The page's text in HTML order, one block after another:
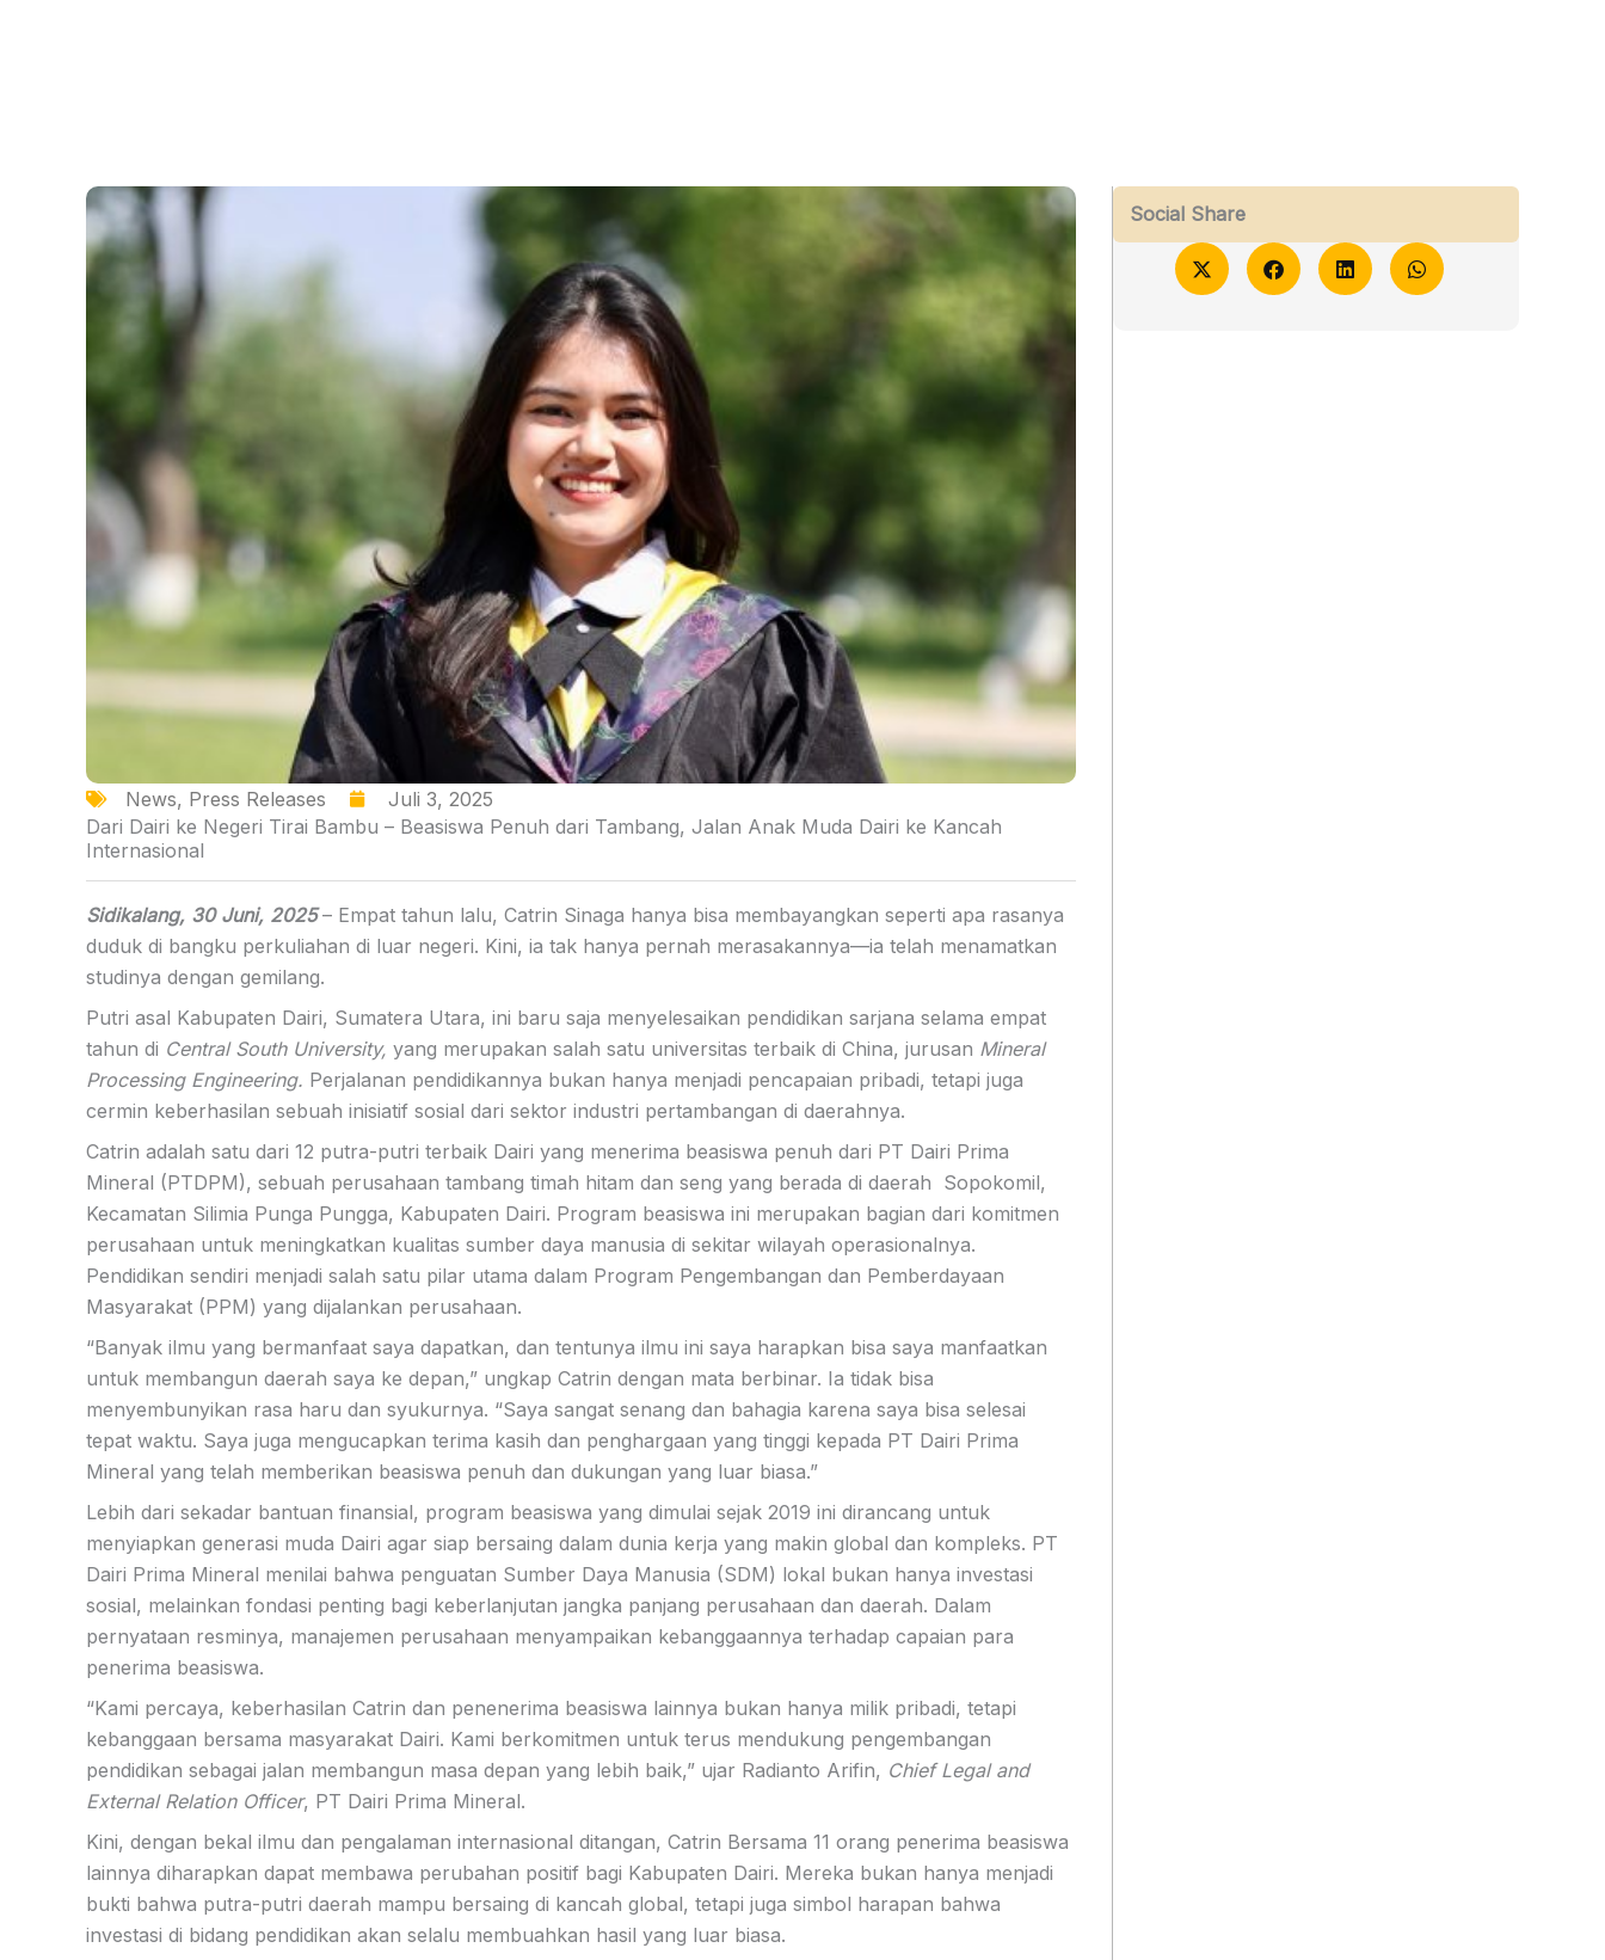
News, Press Releases
Juli 3, 2025
Dari Dairi ke Negeri Tirai Bambu – Beasiswa Penuh dari Tambang, Jalan Anak Muda Dairi ke Kancah
Internasional
Sidikalang, 30 Juni, 2025– Empat tahun lalu, Catrin Sinaga hanya bisa membayangkan seperti apa rasanya
duduk di bangku perkuliahan di luar negeri. Kini, ia tak hanya pernah merasakannya—ia telah menamatkan
studinya dengan gemilang.
Putri asal Kabupaten Dairi, Sumatera Utara, ini baru saja menyelesaikan pendidikan sarjana selama empat
tahun di Central South University, yang merupakan salah satu universitas terbaik di China, jurusan Mineral
Processing Engineering. Perjalanan pendidikannya bukan hanya menjadi pencapaian pribadi, tetapi juga
cermin keberhasilan sebuah inisiatif sosial dari sektor industri pertambangan di daerahnya.
Catrin adalah satu dari 12 putra-putri terbaik Dairi yang menerima beasiswa penuh dari PT Dairi Prima
Mineral (PTDPM), sebuah perusahaan tambang timah hitam dan seng yang berada di daerah Sopokomil,
Kecamatan Silimia Punga Pungga, Kabupaten Dairi. Program beasiswa ini merupakan bagian dari komitmen
perusahaan untuk meningkatkan kualitas sumber daya manusia di sekitar wilayah operasionalnya.
Pendidikan sendiri menjadi salah satu pilar utama dalam Program Pengembangan dan Pemberdayaan
Masyarakat (PPM) yang dijalankan perusahaan.
“Banyak ilmu yang bermanfaat saya dapatkan, dan tentunya ilmu ini saya harapkan bisa saya manfaatkan
untuk membangun daerah saya ke depan,” ungkap Catrin dengan mata berbinar. Ia tidak bisa
menyembunyikan rasa haru dan syukurnya. “Saya sangat senang dan bahagia karena saya bisa selesai
tepat waktu. Saya juga mengucapkan terima kasih dan penghargaan yang tinggi kepada PT Dairi Prima
Mineral yang telah memberikan beasiswa penuh dan dukungan yang luar biasa.”
Lebih dari sekadar bantuan finansial, program beasiswa yang dimulai sejak 2019 ini dirancang untuk
menyiapkan generasi muda Dairi agar siap bersaing dalam dunia kerja yang makin global dan kompleks. PT
Dairi Prima Mineral menilai bahwa penguatan Sumber Daya Manusia (SDM) lokal bukan hanya investasi
sosial, melainkan fondasi penting bagi keberlanjutan jangka panjang perusahaan dan daerah. Dalam
pernyataan resminya, manajemen perusahaan menyampaikan kebanggaannya terhadap capaian para
penerima beasiswa.
“Kami percaya, keberhasilan Catrin dan penenerima beasiswa lainnya bukan hanya milik pribadi, tetapi
kebanggaan bersama masyarakat Dairi. Kami berkomitmen untuk terus mendukung pengembangan
pendidikan sebagai jalan membangun masa depan yang lebih baik,” ujar Radianto Arifin, Chief Legal and
External Relation Officer, PT Dairi Prima Mineral.
Kini, dengan bekal ilmu dan pengalaman internasional ditangan, Catrin Bersama 11 orang penerima beasiswa
lainnya diharapkan dapat membawa perubahan positif bagi Kabupaten Dairi. Mereka bukan hanya menjadi
bukti bahwa putra-putri daerah mampu bersaing di kancah global, tetapi juga simbol harapan bahwa
investasi di bidang pendidikan akan selalu membuahkan hasil yang luar biasa.
Social Share